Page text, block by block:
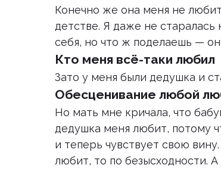
Конечно же она меня не
детстве. Я даже не
себя, но что ж поделаешь —
Кто меня всё-таки любил
Зато у меня были дедушка и
Обесценивание любой
Но мать мне кричала, что
дедушка меня любит, потому
и теперь чувствует свою
любит, то по безысходности.